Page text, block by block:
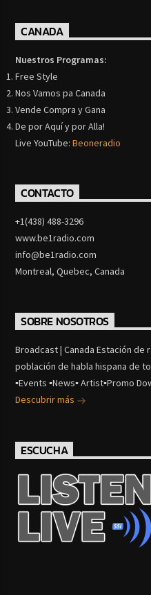
CANADA
Nuestros Programas:
Free Style
Nos Vamos pa Canada
Vende Compra y Gana
De por Aquí y por Alla!
Live YouTube:Beoneradio
CONTACTO
+1(438) 488-3296
www.be1radio.com
info@be1radio.com
Montreal, Quebec, Canada
SOBRE NOSOTROS
Broadcast | Canada Estación de
población de habla hispana de
▪Events ▪News▪ Artist▪Promo
Descubrir más
ESCUCHA